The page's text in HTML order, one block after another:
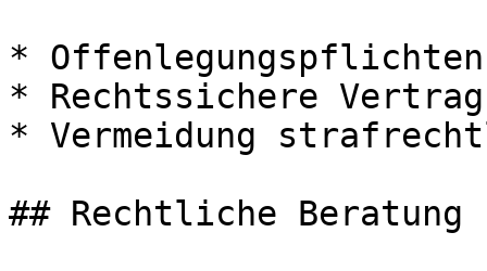
* Offenlegungspflichten
* Rechtssichere
* Vermeidung
## Rechtliche